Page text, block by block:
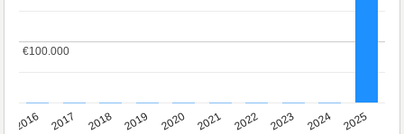
2016 2017 2018 2019 2020 2021 2022 2023 2024 2025
€100.000
€100.000